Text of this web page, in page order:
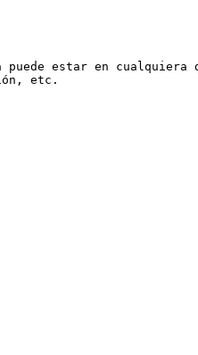
puede estar en
etc.